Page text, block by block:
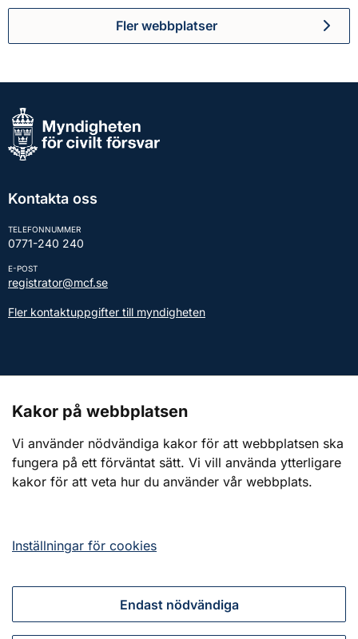
Fler webbplatser
Kontakta oss
TELEFONNUMMER
0771-240 240
E-POST
registrator@mcf.se
Fler kontaktuppgifter till myndigheten
Webbplatsen
Om webbplatsen
Kakor på webbplatsen
Vi använder nödvändiga kakor för att webbplatsen ska
fungera på ett förväntat sätt. Vi vill använda ytterligare
kakor för att veta hur du använder vår webbplats.
Inställningar för cookies
Endast nödvändiga